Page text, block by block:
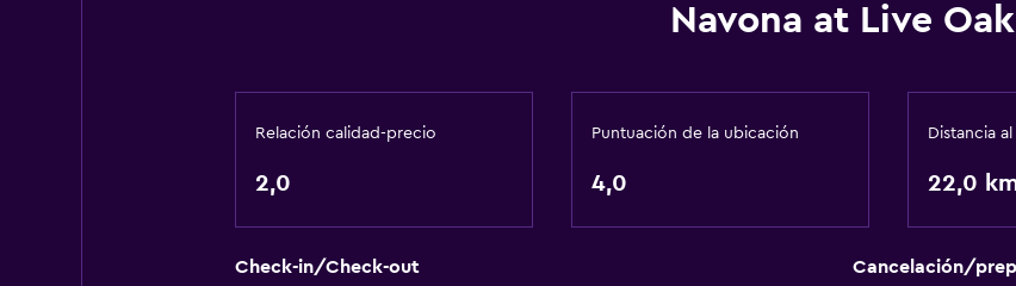
Navona at Live Oak
Relación calidad-precio
2,0
Puntuación de la ubicación
4,0
Distancia
22,0
Check-in/Check-out Cancelación/